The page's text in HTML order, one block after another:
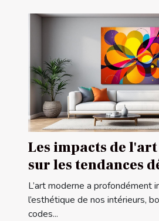
Les impacts de
sur les tendances
contemporaines
L’art moderne a profondément
l’esthétique de nos intérieurs,
codes...